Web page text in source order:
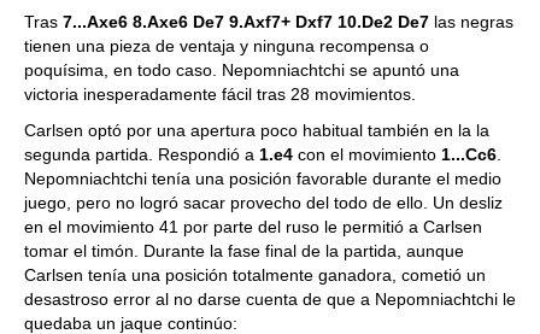
Tras 7...Axe6 8.Axe6 De7 9.Axf7+ Dxf7 10.De2 De7 las negras
tienen una pieza de ventaja y ninguna recompensa o
poquísima, en todo caso. Nepomniachtchi se apuntó una
victoria inesperadamente fácil tras 28 movimientos.
Carlsen optó por una apertura poco habitual también en la la
segunda partida. Respondió a 1.e4 con el movimiento 1...Cc6
Nepomniachtchi tenía una posición favorable durante el medio
juego, pero no logró sacar provecho del todo de ello. Un desliz
en el movimiento 41 por parte del ruso le permitió a Carlsen
tomar el timón. Durante la fase final de la partida, aunque
Carlsen tenía una posición totalmente ganadora, cometió un
desastroso error al no darse cuenta de que a Nepomniachtchi le
quedaba un jaque continúo: